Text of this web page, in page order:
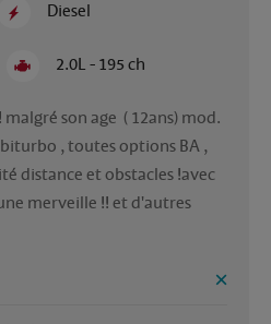
Diesel
2.0L - 195 ch
son age  ( 12ans) mod.
, toutes options BA ,
distance et obstacles !avec
merveille !! et d'autres